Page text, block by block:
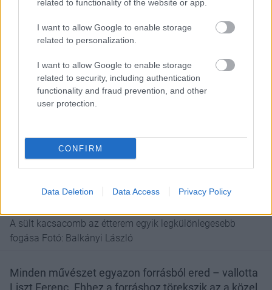
related to functionality of the website or app.
I want to allow Google to enable storage
related to personalization.
I want to allow Google to enable storage
related to security, including authentication
functionality and fraud prevention, and other
user protection.
CONFIRM
Data Deletion Data Access Privacy Policy
A sült kacsacomb az étterem egyik legkülönlegesebb
fogása Fotó: Balkányi László
Minden művészet egyazon forrásból ered – vallotta
Liszt Ferenc. Ehhez a forráshoz törekszik az a közel